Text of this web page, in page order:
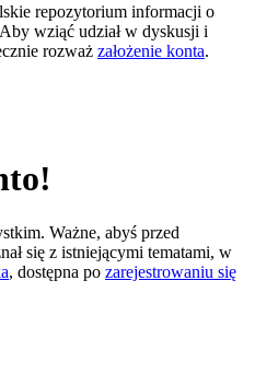
repozytorium informacji o
wziąć udział w dyskusji i
rozważ założenie konta.
Ważne, abyś przed
się z istniejącymi tematami, w
, dostępna po zarejestrowaniu się